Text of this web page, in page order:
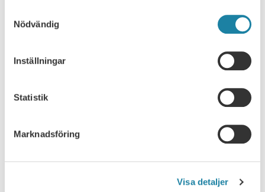
Nödvändig
Inställningar
Statistik
Marknadsföring
Visa detaljer
efterfrågad krävs nya sätt att tänka, lära och leda sig
16 september, 2026
Läs mer
17
Webinar: How to maximize your salary
discussion. SULF's ombudsmen Mikael Brisslert and Malin